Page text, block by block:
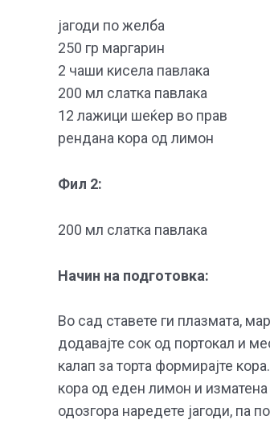
јагоди по желба
250 гр маргарин
2 чаши кисела павлака
200 мл слатка павлака
12 лажици шеќер во прав
рендана кора од лимон
Фил 2:
200 мл слатка павлака
Начин на подготовка:
Во сад ставете ги плазмата,
додавајте сок од портокал и
калап за торта формирајте
кора од еден лимон и изматена
одозгора наредете јагоди, па